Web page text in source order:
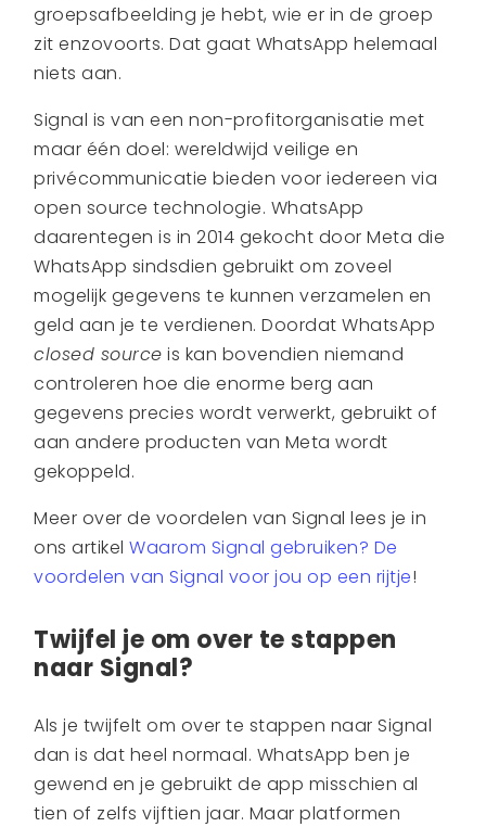
groepsafbeelding je hebt, wie er in de groep
zit enzovoorts. Dat gaat WhatsApp helemaal
niets aan.
Signal is van een non-profitorganisatie met
maar één doel: wereldwijd veilige en
privécommunicatie bieden voor iedereen via
open source technologie. WhatsApp
daarentegen is in 2014 gekocht door Meta die
WhatsApp sindsdien gebruikt om zoveel
mogelijk gegevens te kunnen verzamelen en
geld aan je te verdienen. Doordat WhatsApp
closed source is kan bovendien niemand
controleren hoe die enorme berg aan
gegevens precies wordt verwerkt, gebruikt of
aan andere producten van Meta wordt
gekoppeld.
Meer over de voordelen van Signal lees je in
ons artikelWaarom Signal gebruiken? De
voordelen van Signal voor jou op een rijtje!
Twijfel je om over te stappen
naar Signal?
Als je twijfelt om over te stappen naar Signal
dan is dat heel normaal. WhatsApp ben je
gewend en je gebruikt de app misschien al
tien of zelfs vijftien jaar. Maar platformen